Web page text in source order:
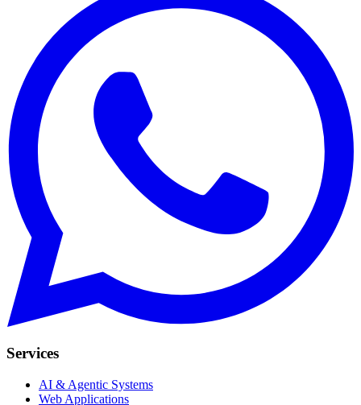
Services
AI & Agentic Systems
Web Applications